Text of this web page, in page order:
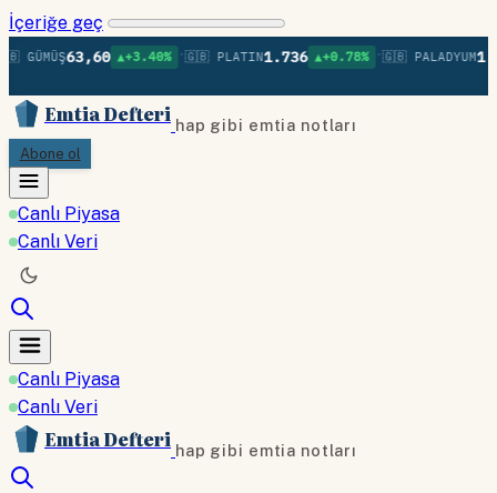
İçeriğe geç
63,60 ▲+3.40% •🇬🇧 PLATIN1.736 ▲+0.78% •🇬🇧 PALADYUM
Emtia Defteri hap gibi emtia notları
Abone ol
Canlı Piyasa
Canlı Veri
Canlı Piyasa
Canlı Veri
Emtia Defteri hap gibi emtia notları